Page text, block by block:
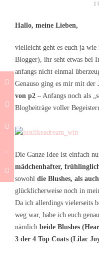
Hallo, meine Lieben,
vielleicht geht es euch ja wie
Blogger), ihr seht etwas bei
anfangs nicht einmal
Genauso ging es mir mit der
von p2 – Anfangs noch als
Blogbeiträge voller
Die Ganze Idee ist einfach
mädchenhafter,
sowohl die Blushes, als
glücklicherweise noch in
Da ich allerdings vielerseits
weg war, habe ich euch
nämlich beide Blushes
3 der 4 Top Coats (Lilac